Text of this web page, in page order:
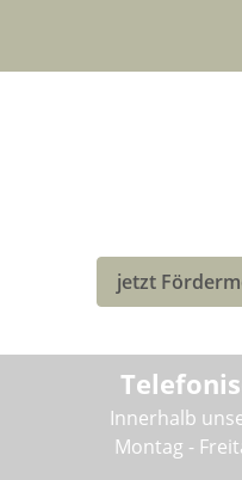
jetzt
Innerhalb
Montag -